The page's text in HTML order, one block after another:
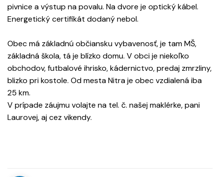
pivnice a výstup na povalu. Na dvore je optický kábel.
Energetický certifikát dodaný nebol.
Obec má základnú občiansku vybavenosť, je tam MŠ,
základná škola, tá je blízko domu. V obci je niekoľko
obchodov, futbalové ihrisko, kádernictvo, predaj zmrzliny,
blizko pri kostole. Od mesta Nitra je obec vzdialená iba
25 km.
V prípade záujmu volajte na tel. č. našej maklérke, pani
Laurovej, aj cez vikendy.